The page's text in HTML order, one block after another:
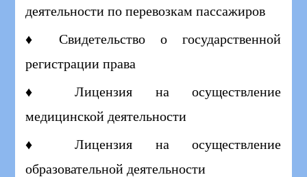
деятельности по перевозкам пассажиров
♦ Свидетельство о государственной
регистрации права
♦ Лицензия на осуществление
медицинской деятельности
♦ Лицензия на осуществление
образовательной деятельности